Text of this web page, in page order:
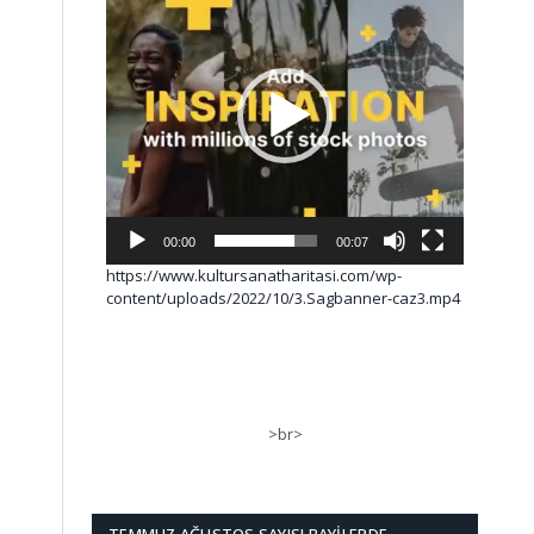
00:00 00:07
https://www.kultursanatharitasi.com/wp-
content/uploads/2022/10/3.Sagbanner-caz3.mp4
>br>